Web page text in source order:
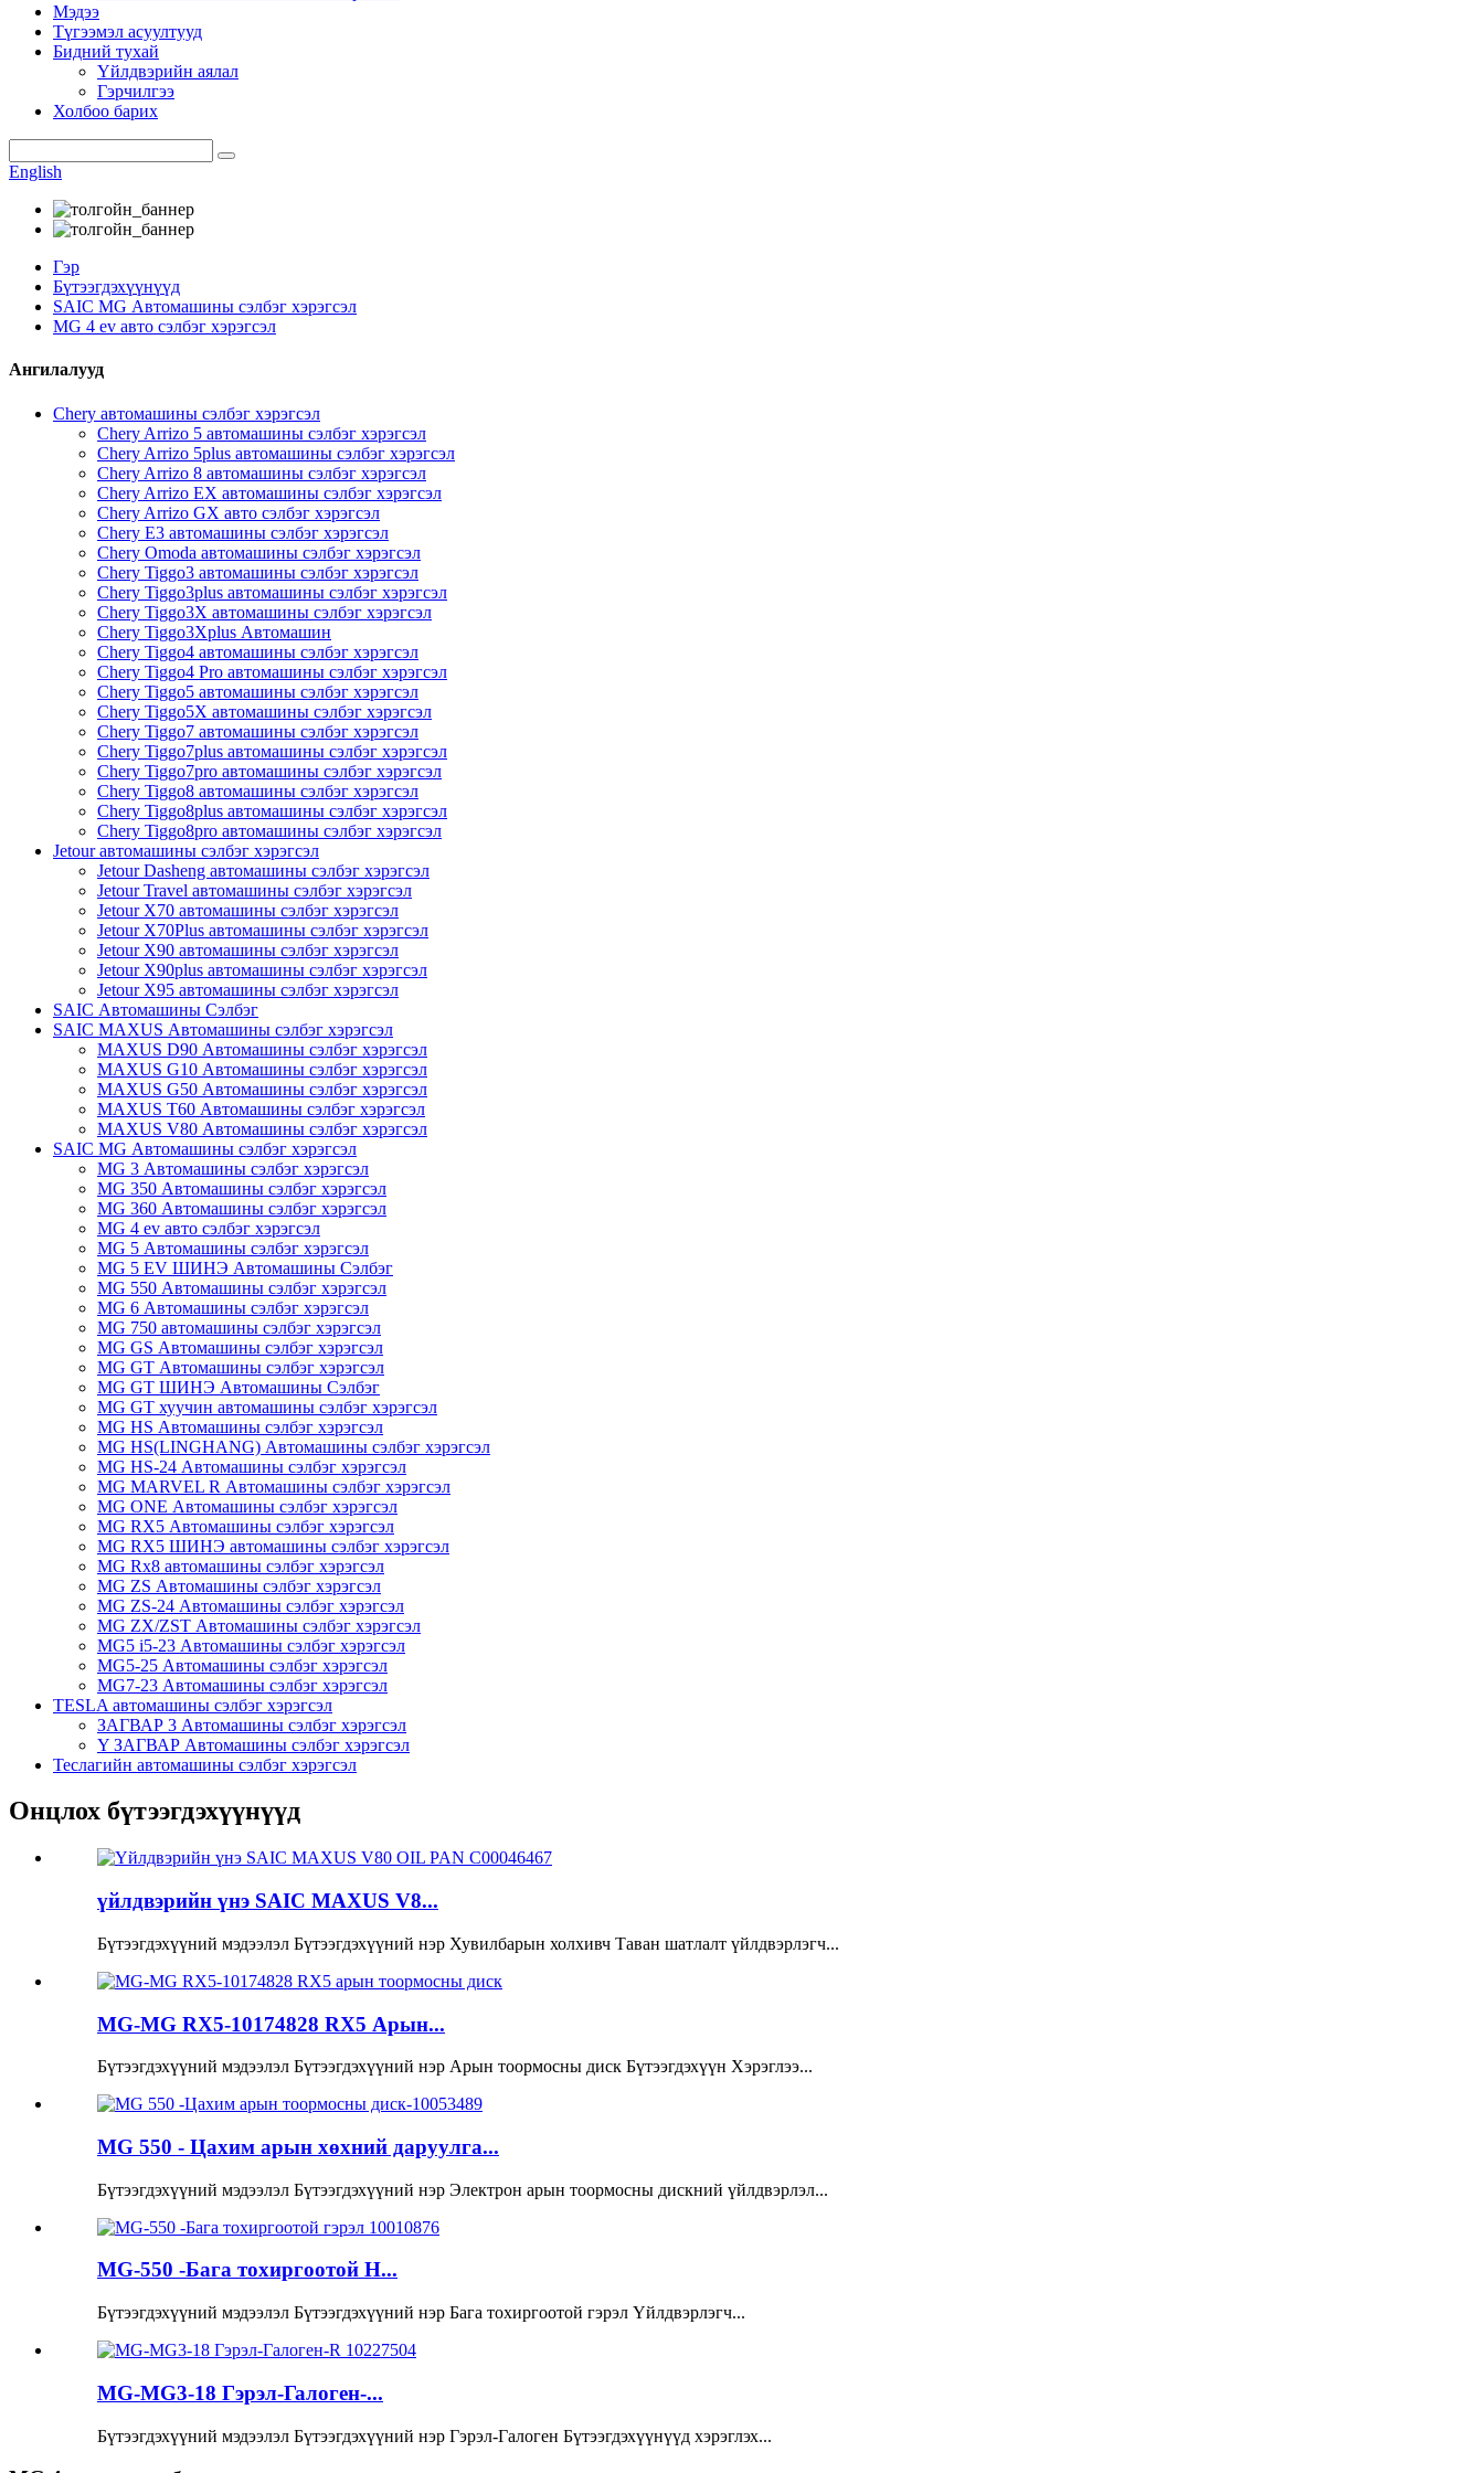
Мэдээ
Түгээмэл асуултууд
Бидний тухай
Үйлдвэрийн аялал
Гэрчилгээ
Холбоо барих
English
Гэр
Бүтээгдэхүүнүүд
SAIC MG Автомашины сэлбэг хэрэгсэл
MG 4 ev авто сэлбэг хэрэгсэл
Ангилалууд
Chery автомашины сэлбэг хэрэгсэл
Chery Arrizo 5 автомашины сэлбэг хэрэгсэл
Chery Arrizo 5plus автомашины сэлбэг хэрэгсэл
Chery Arrizo 8 автомашины сэлбэг хэрэгсэл
Chery Arrizo EX автомашины сэлбэг хэрэгсэл
Chery Arrizo GX авто сэлбэг хэрэгсэл
Chery E3 автомашины сэлбэг хэрэгсэл
Chery Omoda автомашины сэлбэг хэрэгсэл
Chery Tiggo3 автомашины сэлбэг хэрэгсэл
Chery Tiggo3plus автомашины сэлбэг хэрэгсэл
Chery Tiggo3X автомашины сэлбэг хэрэгсэл
Chery Tiggo3Xplus Автомашин
Chery Tiggo4 автомашины сэлбэг хэрэгсэл
Chery Tiggo4 Pro автомашины сэлбэг хэрэгсэл
Chery Tiggo5 автомашины сэлбэг хэрэгсэл
Chery Tiggo5X автомашины сэлбэг хэрэгсэл
Chery Tiggo7 автомашины сэлбэг хэрэгсэл
Chery Tiggo7plus автомашины сэлбэг хэрэгсэл
Chery Tiggo7pro автомашины сэлбэг хэрэгсэл
Chery Tiggo8 автомашины сэлбэг хэрэгсэл
Chery Tiggo8plus автомашины сэлбэг хэрэгсэл
Chery Tiggo8pro автомашины сэлбэг хэрэгсэл
Jetour автомашины сэлбэг хэрэгсэл
Jetour Dasheng автомашины сэлбэг хэрэгсэл
Jetour Travel автомашины сэлбэг хэрэгсэл
Jetour X70 автомашины сэлбэг хэрэгсэл
Jetour X70Plus автомашины сэлбэг хэрэгсэл
Jetour X90 автомашины сэлбэг хэрэгсэл
Jetour X90plus автомашины сэлбэг хэрэгсэл
Jetour X95 автомашины сэлбэг хэрэгсэл
SAIC Автомашины Сэлбэг
SAIC MAXUS Автомашины сэлбэг хэрэгсэл
MAXUS D90 Автомашины сэлбэг хэрэгсэл
MAXUS G10 Автомашины сэлбэг хэрэгсэл
MAXUS G50 Автомашины сэлбэг хэрэгсэл
MAXUS T60 Автомашины сэлбэг хэрэгсэл
MAXUS V80 Автомашины сэлбэг хэрэгсэл
SAIC MG Автомашины сэлбэг хэрэгсэл
MG 3 Автомашины сэлбэг хэрэгсэл
MG 350 Автомашины сэлбэг хэрэгсэл
MG 360 Автомашины сэлбэг хэрэгсэл
MG 4 ev авто сэлбэг хэрэгсэл
MG 5 Автомашины сэлбэг хэрэгсэл
MG 5 EV ШИНЭ Автомашины Сэлбэг
MG 550 Автомашины сэлбэг хэрэгсэл
MG 6 Автомашины сэлбэг хэрэгсэл
MG 750 автомашины сэлбэг хэрэгсэл
MG GS Автомашины сэлбэг хэрэгсэл
MG GT Автомашины сэлбэг хэрэгсэл
MG GT ШИНЭ Автомашины Сэлбэг
MG GT хуучин автомашины сэлбэг хэрэгсэл
MG HS Автомашины сэлбэг хэрэгсэл
MG HS(LINGHANG) Автомашины сэлбэг хэрэгсэл
MG HS-24 Автомашины сэлбэг хэрэгсэл
MG MARVEL R Автомашины сэлбэг хэрэгсэл
MG ONE Автомашины сэлбэг хэрэгсэл
MG RX5 Автомашины сэлбэг хэрэгсэл
MG RX5 ШИНЭ автомашины сэлбэг хэрэгсэл
MG Rx8 автомашины сэлбэг хэрэгсэл
MG ZS Автомашины сэлбэг хэрэгсэл
MG ZS-24 Автомашины сэлбэг хэрэгсэл
MG ZX/ZST Автомашины сэлбэг хэрэгсэл
MG5 i5-23 Автомашины сэлбэг хэрэгсэл
MG5-25 Автомашины сэлбэг хэрэгсэл
MG7-23 Автомашины сэлбэг хэрэгсэл
TESLA автомашины сэлбэг хэрэгсэл
ЗАГВАР 3 Автомашины сэлбэг хэрэгсэл
Y ЗАГВАР Автомашины сэлбэг хэрэгсэл
Теслагийн автомашины сэлбэг хэрэгсэл
Онцлох бүтээгдэхүүнүүд
үйлдвэрийн үнэ SAIC MAXUS V8...
Бүтээгдэхүүний мэдээлэл Бүтээгдэхүүний нэр Хувилбарын холхивч Таван шатлалт үйлдвэрлэгч...
MG-MG RX5-10174828 RX5 Арын...
Бүтээгдэхүүний мэдээлэл Бүтээгдэхүүний нэр Арын тоормосны диск Бүтээгдэхүүн Хэрэглээ...
MG 550 - Цахим арын хөхний даруулга...
Бүтээгдэхүүний мэдээлэл Бүтээгдэхүүний нэр Электрон арын тоормосны дискний үйлдвэрлэл...
MG-550 -Бага тохиргоотой H...
Бүтээгдэхүүний мэдээлэл Бүтээгдэхүүний нэр Бага тохиргоотой гэрэл Үйлдвэрлэгч...
MG-MG3-18 Гэрэл-Галоген-...
Бүтээгдэхүүний мэдээлэл Бүтээгдэхүүний нэр Гэрэл-Галоген Бүтээгдэхүүнүүд хэрэглэх...